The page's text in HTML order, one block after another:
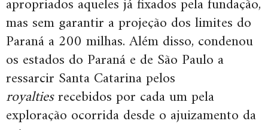
apropriados aqueles já fixados pela fundação,
mas sem garantir a projeção dos limites do
Paraná a 200 milhas. Além disso, condenou
os estados do Paraná e de São Paulo a
ressarcir Santa Catarina pelos
royaltiesrecebidos por cada um pela
exploração ocorrida desde o ajuizamento da